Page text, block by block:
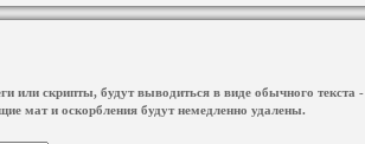
или скрипты, будут выводиться в виде обычного текста -
мат и оскорбления будут немедленно удалены.